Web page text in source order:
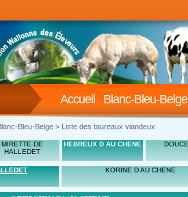
Blanc-Bleu-Belge
Accueil
Bleu-Belge > Liste des taureaux viandeux
MIRETTE DE
HALLEDET
HEBREUX D AU CHENE
KORINE D AU CHENE